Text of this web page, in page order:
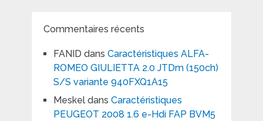
Commentaires récents
FANID dans Caractéristiques ALFA-
ROMEO GIULIETTA 2.0 JTDm (150ch)
S/S variante 940FXQ1A15
Meskeldans Caractéristiques
PEUGEOT 2008 1.6 e-Hdi FAP BVM5